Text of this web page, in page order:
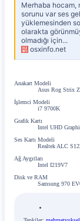
Merhaba hocam,
sorunu var ses
yüklemesinden
olarakta
olmadığı için...
osxinfo.net
Anakart Modeli
Asus Rog Strix
İşlemci Modeli
i7 9700K
Grafik Kartı
Intel UHD
Ses Kartı Modeli
Realtek ALC
Ağ Aygıtları
Intel I219V7
Disk ve RAM
Samsung 970